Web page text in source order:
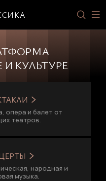
И КУЛЬТУРЕ
опера и балет от
театров.
народная и
музыка.